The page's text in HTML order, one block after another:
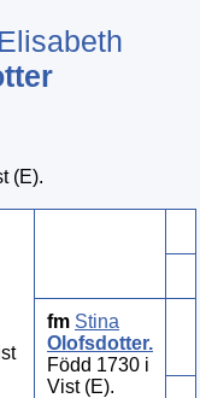
(E).
fm Stina
Olofsdotter.
Född 1730 i
Vist (E).